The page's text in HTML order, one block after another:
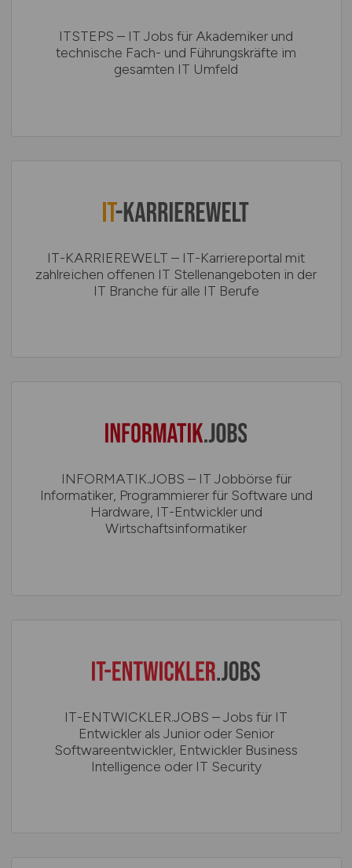
ITSTEPS – IT Jobs für Akademiker und
technische Fach- und Führungskräfte im
gesamten IT Umfeld
IT-KARRIEREWELT – IT-Karriereportal mit
zahlreichen offenen IT Stellenangeboten in der
IT Branche für alle IT Berufe
INFORMATIK.JOBS – IT Jobbörse für
Informatiker, Programmierer für Software und
Hardware, IT-Entwickler und
Wirtschaftsinformatiker
IT-ENTWICKLER.JOBS – Jobs für IT
Entwickler als Junior oder Senior
Softwareentwickler, Entwickler Business
Intelligence oder IT Security